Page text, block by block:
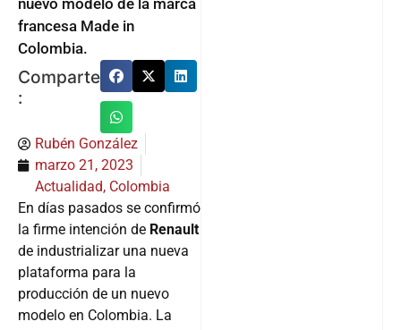
nuevo modelo de la marca
francesa Made in
Colombia.
Comparte
:
Rubén González
marzo 21, 2023
Actualidad, Colombia
En días pasados se confirmó
la firme intención de Renault
de industrializar una nueva
plataforma para la
producción de un nuevo
modelo en Colombia. La